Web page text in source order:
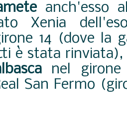
anch'esso
Xenia
14 (dove la
è stata
nel girone
San Fermo